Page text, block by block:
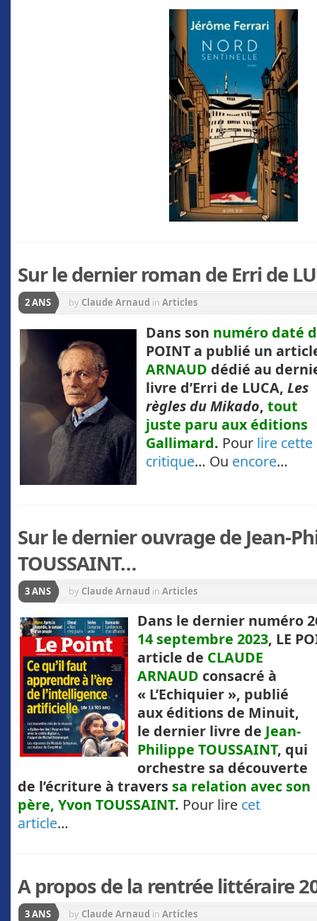
Sur le dernier roman de Erri de
2 ANS by Claude Arnaud in Articles
Dans son numéro daté
POINT a publié un
ARNAUD dédié au
livre d’Erri de LUCA, Les
règles duMikado, tout
juste paru aux éditions
Gallimard. Pour lire cette
critique… Ou encore…
Sur le dernier ouvrage de Jean-
TOUSSAINT…
3 ANS by Claude Arnaud in Articles
Dans le dernier numéro
14 septembre 2023, LE
article de CLAUDE
ARNAUD consacré à
« L’Echiquier », publié
aux éditions de Minuit,
le dernier livre de Jean-
Philippe TOUSSAINT, qui
orchestre sa découverte
de l’écriture à travers sa relation avec son
père, Yvon TOUSSAINT. Pour lire cet
article…
A propos de la rentrée littéraire
3 ANS by Claude Arnaud in Articles